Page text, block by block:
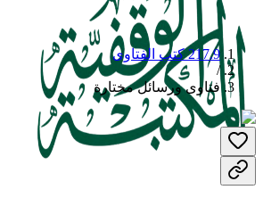
217.9 كتب الفتاوى
/
فتاوى ورسائل مختارة